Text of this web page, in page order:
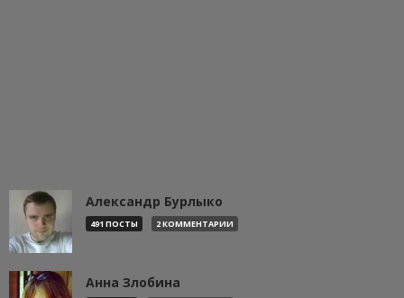
Александр Бурлыко
491 ПОСТЫ 2 КОММЕНТАРИИ
Анна Злобина